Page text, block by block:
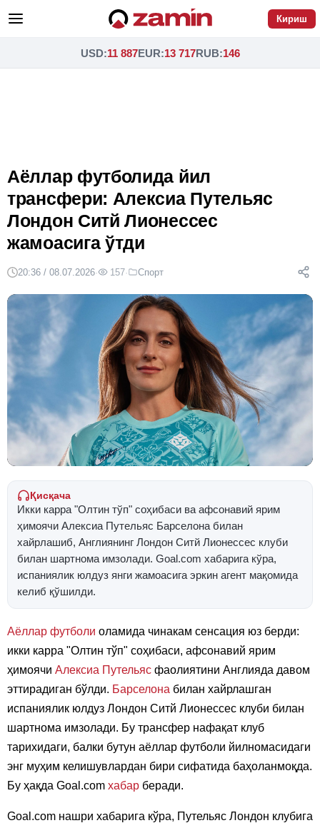
Кириш
USD:11 887EUR:13 717RUB:146
Аёллар футболида йил
трансфери: Алексиа Путельяс
Лондон Ситй Лионессес
жамоасига ўтди
20:36 / 08.07.2026· 157· Спорт
Қисқача
Икки карра "Олтин тўп" соҳибаси ва афсонавий ярим
ҳимоячи Алексиа Путельяс Барселона билан
хайрлашиб, Англиянинг Лондон Ситй Лионессес клуби
билан шартнома имзолади. Goal.com хабарига кўра,
испаниялик юлдуз янги жамоасига эркин агент мақомида
келиб қўшилди.
Аёллар футболи оламида чинакам сенсация юз берди:
икки карра "Олтин тўп" соҳибаси, афсонавий ярим
ҳимоячи Алексиа Путельяс фаолиятини Англияда давом
эттирадиган бўлди. Барселона билан хайрлашган
испаниялик юлдуз Лондон Ситй Лионессес клуби билан
шартнома имзолади. Бу трансфер нафақат клуб
тарихидаги, балки бутун аёллар футболи йилномасидаги
энг муҳим келишувлардан бири сифатида баҳоланмоқда.
Бу ҳақда Goal.com хабар беради.
Goal.com нашри хабарига кўра, Путельяс Лондон клубига